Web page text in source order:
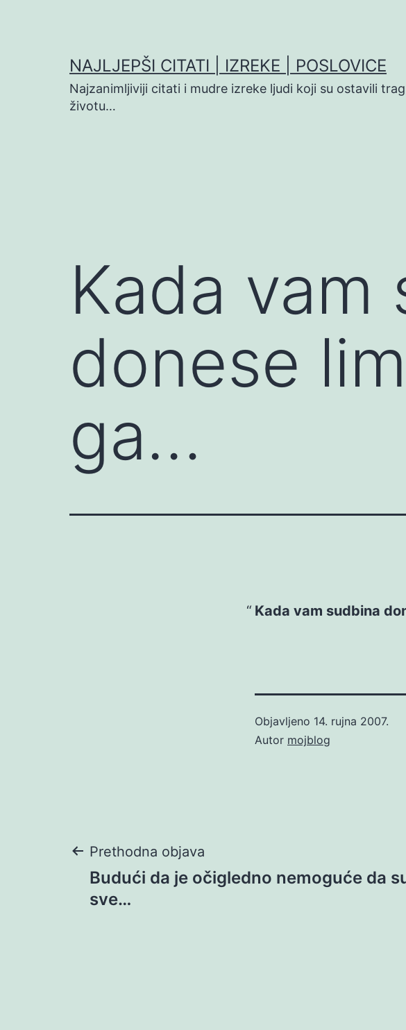
NAJLJEPŠI CITATI | IZREKE | POSLOVICE
Najzanimljiviji citati i mudre izreke ljudi koji su ostavili
životu…
Kada vam
donese
ga…
Kada vam sudbina
Objavljeno 14. rujna 2007.
Autor mojblog
Navigacija
objava
Prethodna objava
Budući da je očigledno nemoguće da
sve…